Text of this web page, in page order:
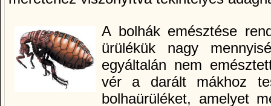
A bolhák emésztése
ürülékük nagy
egyáltalán nem
vér a darált mákhoz
bolhaürüléket, amelyet